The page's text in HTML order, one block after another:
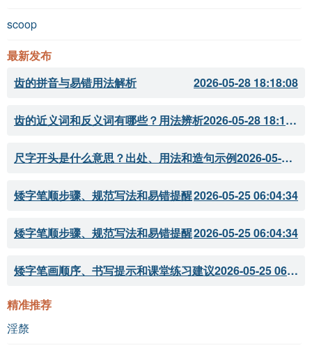
scoop
最新发布
齿的拼音与易错用法解析
2026-05-28 18:18:08
齿的近义词和反义词有哪些？用法辨析 2026-05-28 18:18:07
尺字开头是什么意思？出处、用法和造句示例 2026-05-28 18:18:05
矮字笔顺步骤、规范写法和易错提醒2026-05-25 06:04:34
矮字笔顺步骤、规范写法和易错提醒2026-05-25 06:04:34
矮字笔画顺序、书写提示和课堂练习建议 2026-05-25 06:04:33
精准推荐
淫漦